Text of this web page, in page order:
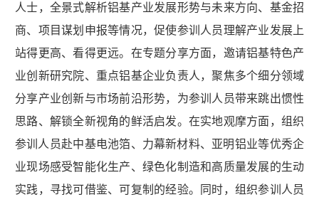
人士，全景式解析铝基产业发展形势与未来方向、基金招
商、项目谋划申报等情况，促使参训人员理解产业发展上
站得更高、看得更远。在专题分享方面，邀请铝基特色产
业创新研究院、重点铝基企业负责人，聚焦多个细分领域
分享产业创新与市场前沿形势，为参训人员带来跳出惯性
思路、解锁全新视角的鲜活启发。在实地观摩方面，组织
参训人员赴‌中基电池箔、力幕新材料、亚明铝业‌等优秀企
业现场感受智能化生产、绿色化制造和高质量发展的生动
实践，寻找可借鉴、可复制的经验。同时，组织参训人员